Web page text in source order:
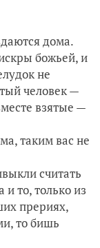
дома.
божьей, и
не
человек —
взятые —
таким вас не
считать
то, только из
прериях,
то бишь